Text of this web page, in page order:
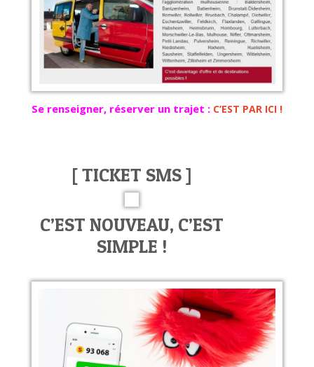
Se renseigner, réserver un trajet : C’EST PAR ICI !
[ TICKET SMS ]
C’EST NOUVEAU, C’EST
SIMPLE !